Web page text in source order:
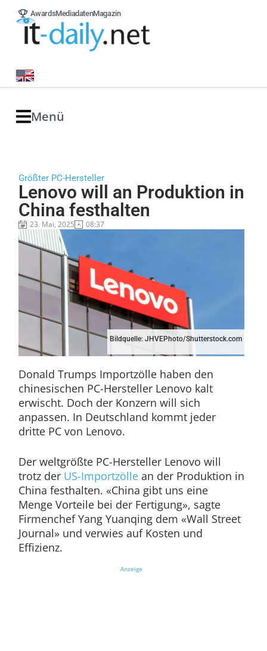
AwardsMediadatenMagazin
Menü
Größter PC-Hersteller
Lenovo will an Produktion in
China festhalten
23. Mai, 2025 08:37
Bildquelle: JHVEPhoto/Shutterstock.com
Donald Trumps Importzölle haben den
chinesischen PC-Hersteller Lenovo kalt
erwischt. Doch der Konzern will sich
anpassen. In Deutschland kommt jeder
dritte PC von Lenovo.
Der weltgrößte PC-Hersteller Lenovo will
trotz der US-Importzöllean der Produktion in
China festhalten. «China gibt uns eine
Menge Vorteile bei der Fertigung», sagte
Firmenchef Yang Yuanqing dem «Wall Street
Journal» und verwies auf Kosten und
Effizienz.
Anzeige